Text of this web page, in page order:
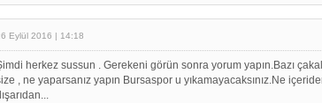
Eylül 2016 | 14:18
herkez sussun . Gerekeni görün sonra yorum yapın.Bazı
, ne yaparsanız yapın Bursaspor u yıkamayacaksınız.Ne